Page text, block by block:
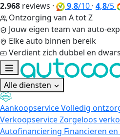
2.968 reviews · 9,8/10 · 4,8/5
Ontzorging van A tot Z
Jouw eigen team van auto-
Elke auto binnen bereik
Verdient zich dubbel en
Alle diensten
AankoopserviceVolledig
VerkoopserviceZorgeloos
Autofinanciering Financieren